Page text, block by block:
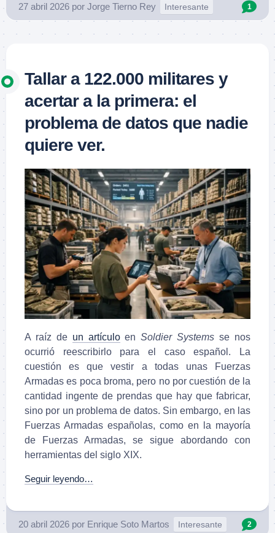
27 abril 2026 por Jorge Tierno Rey Interesante 1
Tallar a 122.000 militares y
acertar a la primera: el
problema de datos que nadie
quiere ver.
A raíz de un artículoenSoldier Systems se nos
ocurrió reescribirlo para el caso español. La
cuestión es que vestir a todas unas Fuerzas
Armadas es poca broma, pero no por cuestión de la
cantidad ingente de prendas que hay que fabricar,
sino por un problema de datos. Sin embargo, en las
Fuerzas Armadas españolas, como en la mayoría
de Fuerzas Armadas, se sigue abordando con
herramientas del siglo XIX.
Seguir leyendo…
20 abril 2026 por Enrique Soto Martos Interesante 2